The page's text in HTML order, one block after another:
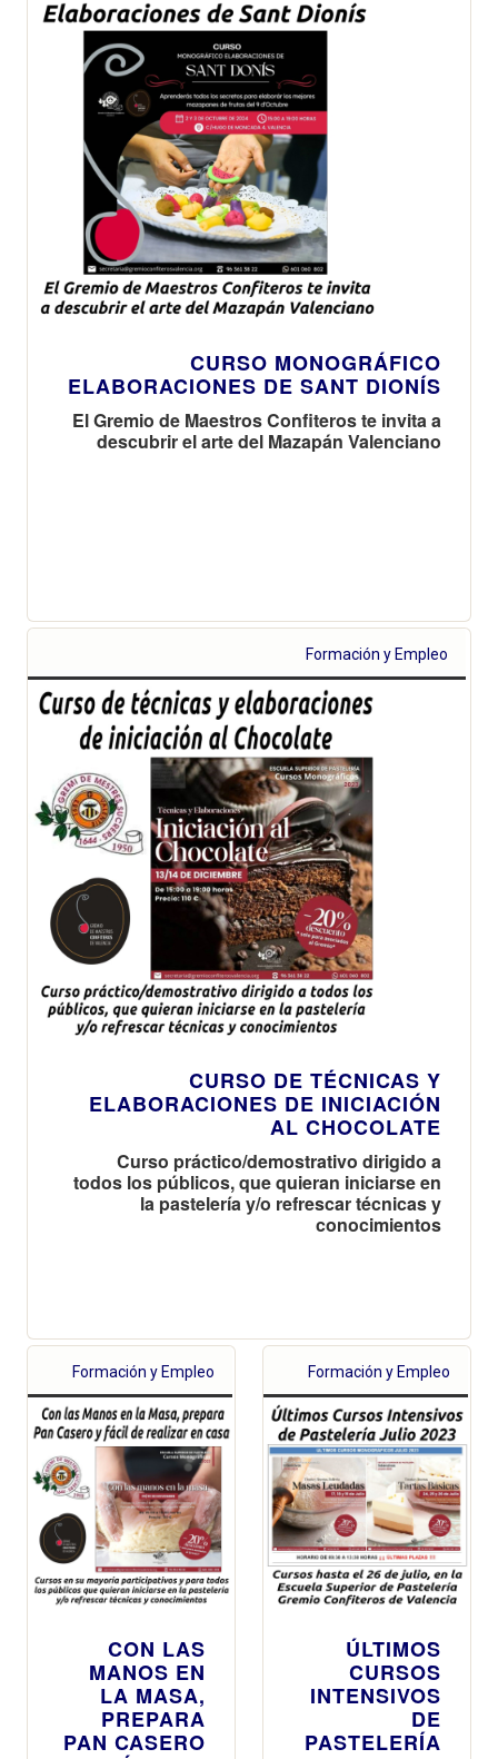
CURSO MONOGRÁFICO
ELABORACIONES DE SANT DIONÍS
El Gremio de Maestros Confiteros te invita a
descubrir el arte del Mazapán Valenciano
Formación y Empleo
CURSO DE TÉCNICAS Y
ELABORACIONES DE INICIACIÓN
AL CHOCOLATE
Curso práctico/demostrativo dirigido a
todos los públicos, que quieran iniciarse en
la pastelería y/o refrescar técnicas y
conocimientos
Formación y Empleo
CON LAS
MANOS EN
LA MASA,
PREPARA
PAN CASERO
Formación y Empleo
ÚLTIMOS
CURSOS
INTENSIVOS
DE
PASTELERÍA